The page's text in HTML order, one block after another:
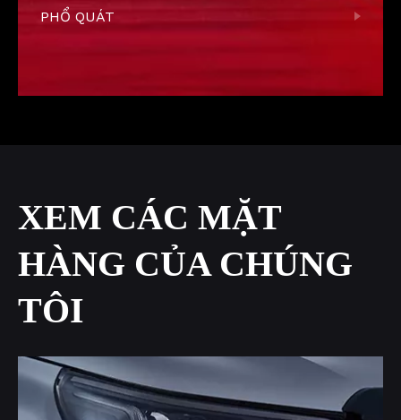
PHỔ QUÁT
XEM CÁC MẶT
HÀNG CỦA CHÚNG
TÔI